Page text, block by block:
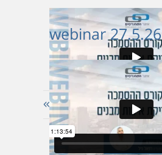
webinar 27.5.26
הבא »